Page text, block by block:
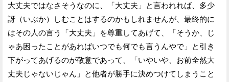
大丈夫ではなさそうなのに、「大丈夫」と言われれば、多少
訝（いぶか）しむことはするのかもしれませんが、最終的に
はその人の言う「大丈夫」を尊重してあげて、「そうか、じ
ゃあ困ったことがあればいつでも何でも言うんやで」と引き
下がってあげるのが敬意であって、「いやいや、お前全然大
丈夫じゃないじゃん」と他者が勝手に決めつけてしまうこと